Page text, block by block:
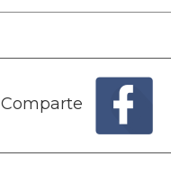
Comparte